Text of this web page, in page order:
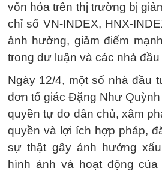
vốn hóa trên thị trường bị
chỉ số VN-INDEX, HNX-
ảnh hưởng, giảm điểm
trong dư luận và các nhà đầu
Ngày 12/4, một số nhà đầu
đơn tố giác Đặng Như
quyền tự do dân chủ, xâm
quyền và lợi ích hợp pháp,
sự thật gây ảnh hưởng
hình ảnh và hoạt động